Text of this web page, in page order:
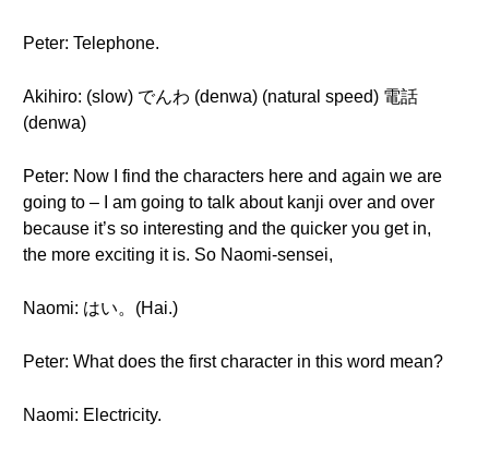
Peter: Telephone.
Akihiro: (slow) でんわ (denwa) (natural speed) 電話
(denwa)
Peter: Now I find the characters here and again we are
going to – I am going to talk about kanji over and over
because it’s so interesting and the quicker you get in,
the more exciting it is. So Naomi-sensei,
Naomi: はい。(Hai.)
Peter: What does the first character in this word mean?
Naomi: Electricity.